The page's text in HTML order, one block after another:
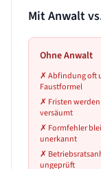
Mit Anwalt
Ohne Anwalt
✗Abfindung oft
Faustformel
✗ Fristen
versäumt
✗ Formfehler
unerkannt
✗
ungeprüft